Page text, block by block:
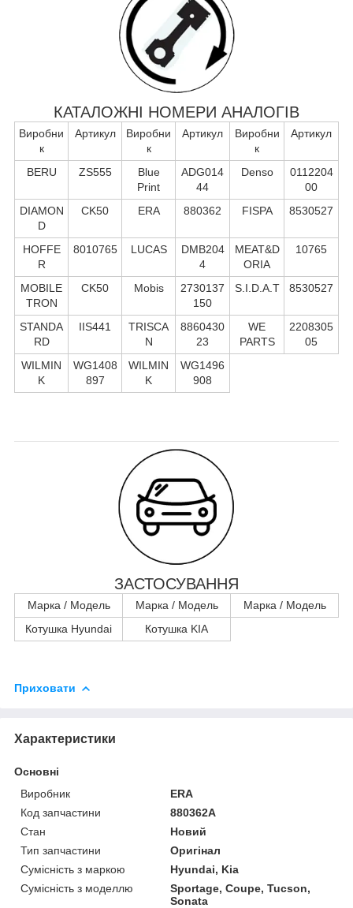
КАТАЛОЖНІ НОМЕРИ АНАЛОГІВ
Виробни
к
Артикул
Виробни
к
Артикул
Виробни
к
Артикул
BERU ZS555
Blue
Print
ADG014
44
Denso
0112204
00
DIAMON
D
CK50 ERA 880362 FISPA 8530527
HOFFE
R
8010765 LUCAS
DMB204
4
MEAT&D
ORIA
10765
MOBILE
TRON
CK50 Mobis
2730137
150
S.I.D.A.T 8530527
STANDA
RD
IIS441
TRISCA
N
8860430
23
WE
PARTS
2208305
05
WILMIN
K
WG1408
897
WILMIN
K
WG1496
908
ЗАСТОСУВАННЯ
Марка / Модель Марка / Модель
Марка / Модель
Котушка Hyundai
Котушка KIA
Приховати
Характеристики
Основні
Виробник
ERA
Код запчастини
880362A
Стан
Новий
Тип запчастини
Оригінал
Сумісність з маркою
Hyundai, Kia
Сумісність з моделлю
Sportage, Coupe, Tucson,
Sonata